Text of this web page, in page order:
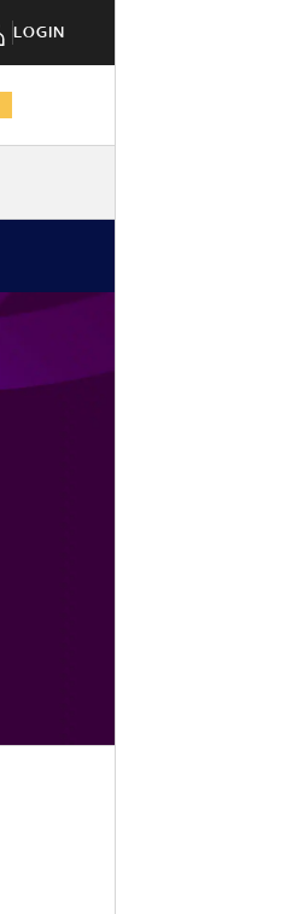
LOGIN